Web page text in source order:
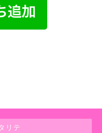
リテ